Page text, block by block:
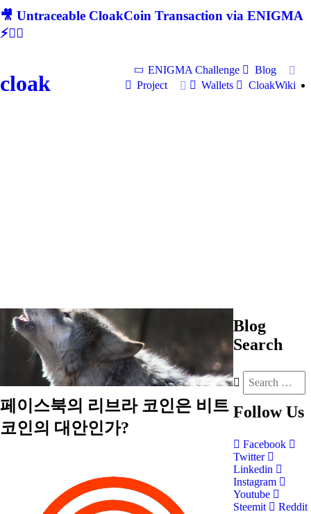
🎥 Untraceable CloakCoin Transaction via ENIGMA
⚡🕵‍♂
cloak
ENIGMA Challenge
Blog
Project
Wallets CloakWiki
페이스북의 리브라 코인은 비트
코인의 대안인가?
Blog
Search
Follow Us
Facebook
Twitter
Linkedin
Instagram
Youtube
Steemit
Reddit